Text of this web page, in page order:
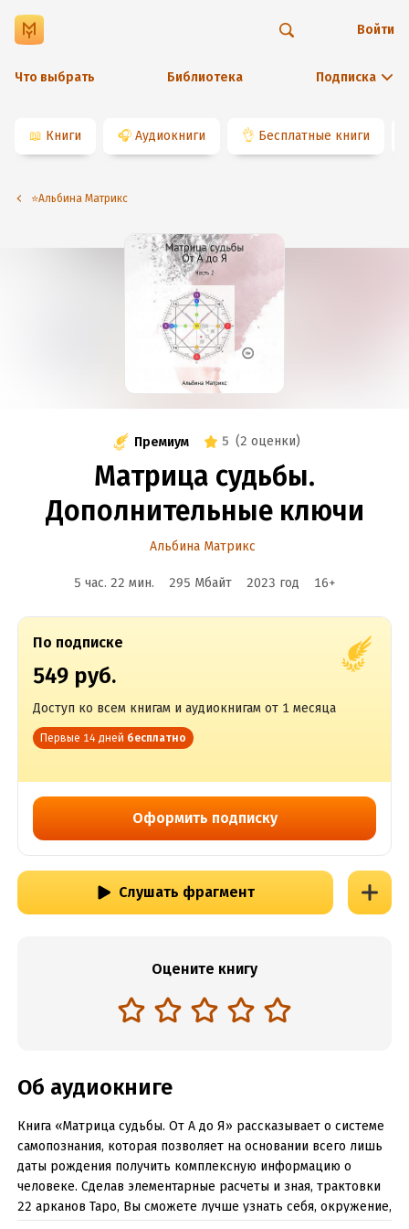
Что выбрать Библиотека Подписка
Войти
📖 Книги 🎧 Аудиокниги 👌 Бесплатные книги
⭐️Альбина Матрикс
Премиум 5 (2 оценки)
Матрица судьбы.
Дополнительные ключи
Альбина Матрикс
5 час. 22 мин. 295 Мбайт 2023 год 16+
По подписке
549 руб.
Доступ ко всем книгам и аудиокнигам от 1 месяца
Первые 14 дней бесплатно
Оформить подписку
Слушать фрагмент
Оцените книгу
Об аудиокниге
Книга «Матрица судьбы. От А до Я» рассказывает о системе
самопознания, которая позволяет на основании всего лишь
даты рождения получить комплексную информацию о
человеке. Сделав элементарные расчеты и зная, трактовки
22 арканов Таро, Вы сможете лучше узнать себя, окружение,